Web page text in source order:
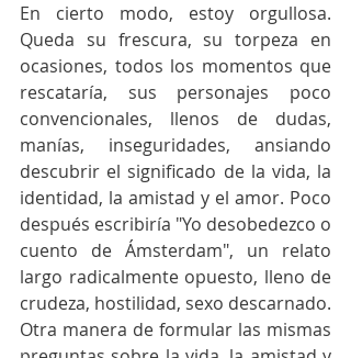
En cierto modo, estoy orgullosa.
Queda su frescura, su torpeza en
ocasiones, todos los momentos que
rescataría, sus personajes poco
convencionales, llenos de dudas,
manías, inseguridades, ansiando
descubrir el significado de la vida, la
identidad, la amistad y el amor. Poco
después escribiría "Yo desobedezco o
cuento de Ámsterdam", un relato
largo radicalmente opuesto, lleno de
crudeza, hostilidad, sexo descarnado.
Otra manera de formular las mismas